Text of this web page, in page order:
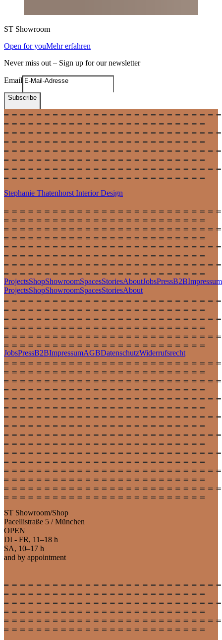
ST Showroom
Open for youMehr erfahren
Never miss out – Sign up for our newsletter
Email
Subscribe
Stephanie Thatenhorst Interior Design
ProjectsShopShowroomSpacesStoriesAboutJobsPressB2BImpressum
ProjectsShopShowroomSpacesStoriesAbout
JobsPressB2BImpressumAGBDatenschutzWiderrufsrecht
ST Showroom/Shop
Pacellistraße 5 / München
OPEN
DI - FR, 11–18 h
SA, 10–17 h
and by appointment